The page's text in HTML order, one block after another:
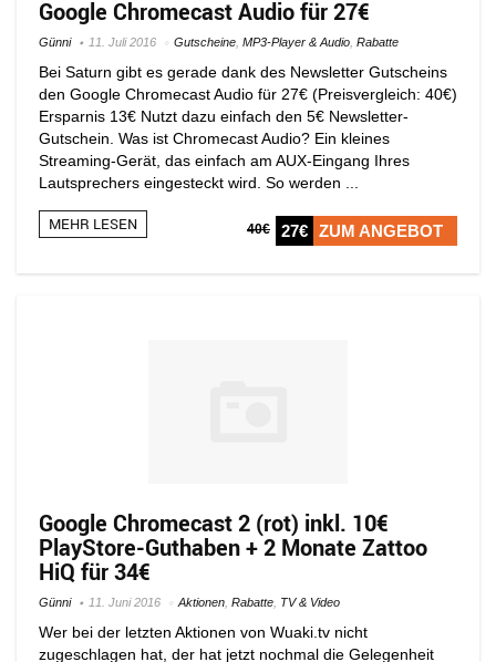
Google Chromecast Audio für 27€
Günni 11. Juli 2016 Gutscheine MP3-Player & Audio Rabatte
Bei Saturn gibt es gerade dank des Newsletter Gutscheins
den Google Chromecast Audio für 27€ (Preisvergleich: 40€)
Ersparnis 13€ Nutzt dazu einfach den 5€ Newsletter-
Gutschein. Was ist Chromecast Audio? Ein kleines
Streaming-Gerät, das einfach am AUX-Eingang Ihres
Lautsprechers eingesteckt wird. So werden ...
MEHR LESEN 40€ 27€ ZUM ANGEBOT
Google Chromecast 2 (rot) inkl. 10€
PlayStore-Guthaben + 2 Monate Zattoo
HiQ für 34€
Günni 11. Juni 2016 Aktionen Rabatte TV & Video
Wer bei der letzten Aktionen von Wuaki.tv nicht
zugeschlagen hat, der hat jetzt nochmal die Gelegenheit